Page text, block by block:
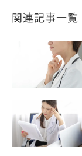
関連記事一覧